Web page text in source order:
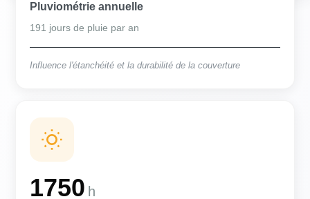
Pluviométrie annuelle
191 jours de pluie par an
Influence l'étanchéité et la durabilité de la couverture
1750 h